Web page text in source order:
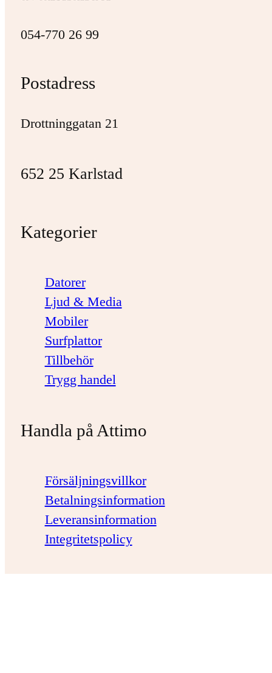
054-770 26 99
Postadress
Drottninggatan 21
652 25 Karlstad
Kategorier
Datorer
Ljud & Media
Mobiler
Surfplattor
Tillbehör
Trygg handel
Handla på Attimo
Försäljningsvillkor
Betalningsinformation
Leveransinformation
Integritetspolicy